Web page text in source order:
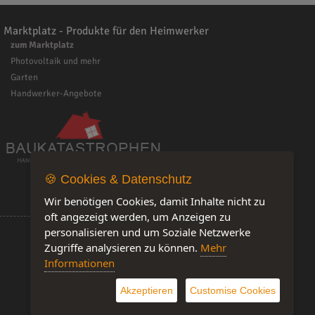
Marktplatz - Produkte für den Heimwerker
zum Marktplatz
Photovoltaik und mehr
Garten
Handwerker-Angebote
🍪 Cookies & Datenschutz
Wir benötigen Cookies, damit Inhalte nicht zu
oft angezeigt werden, um Anzeigen zu
personalisieren und um Soziale Netzwerke
Zugriffe analysieren zu können. Mehr
Informationen
Akzeptieren Customise Cookies